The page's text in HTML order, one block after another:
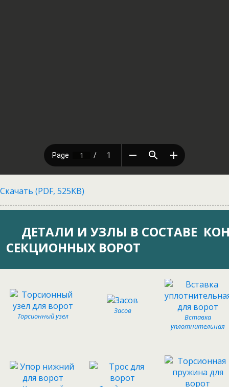
Скачать (PDF, 525KB)
ДЕТАЛИ И УЗЛЫ В СОСТАВЕ
СЕКЦИОННЫХ ВОРОТ
Торсионный узел
Засов
Вставка
уплотнительная